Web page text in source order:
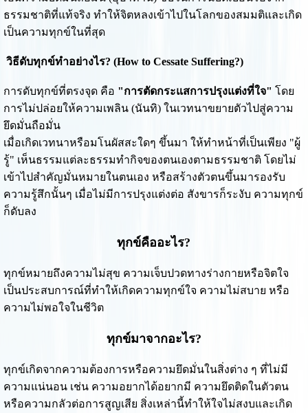
ธรรมชาติที่แท้จริง ทำให้จิตหลงเข้าไปในโลกของสมมติและเกิด
เป็นความทุกข์ในที่สุด
วิธีดับทุกข์ทำอย่างไร? (How to Cessate Suffering?)
การดับทุกข์ที่ตรงจุด คือ "การตัดกระแสการปรุงแต่งที่ใจ" โดย
การไม่ปล่อยให้ความเพลิน (นันทิ) ในเวทนาขยายตัวไปสู่ความ
ยึดมั่นถือมั่น
เมื่อเกิดเวทนาหรือมโนผัสสะใดๆ ขึ้นมา ให้ทำหน้าที่เป็นเพียง "ผู้
รู้" เห็นธรรมแต่ละธรรมทำกิจของตนเองตามธรรมชาติ โดยไม่
เข้าไปสำคัญมั่นหมายในตนเอง หรือสร้างตัวตนขึ้นมารองรับ
ความรู้สึกนั้นๆ เมื่อไม่มีการปรุงแต่งต่อ สังขารก็ระงับ ความทุกข์
ก็ดับลง
ทุกข์คืออะไร?
ทุกข์หมายถึงความไม่สุข ความเจ็บปวดทางร่างกายหรือจิตใจ
เป็นประสบการณ์ที่ทำให้เกิดความทุกข์ใจ ความไม่สบาย หรือ
ความไม่พอใจในชีวิต
ทุกข์มาจากอะไร?
ทุกข์เกิดจากความต้องการหรือความยึดมั่นในสิ่งต่าง ๆ ที่ไม่มี
ความแน่นอน เช่น ความอยากได้อยากมี ความยึดติดในตัวตน
หรือความกลัวต่อการสูญเสีย สิ่งเหล่านี้ทำให้ใจไม่สงบและเกิด